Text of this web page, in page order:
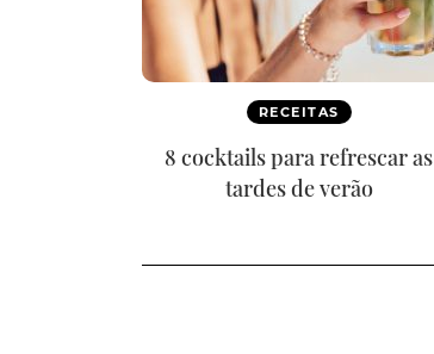
RECEITAS
8 cocktails para refrescar as
tardes de verão